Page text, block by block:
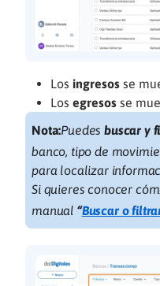
Los ingresos se
Los egresos se
Nota:Puedesbuscar y
banco, tipo de
para localizar
Si quieres conocer
manual “Buscar o